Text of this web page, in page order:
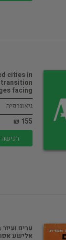
cities in
transition
facing…
גיאוגרפיה
155 ₪
רכישה
ערים
אלישע